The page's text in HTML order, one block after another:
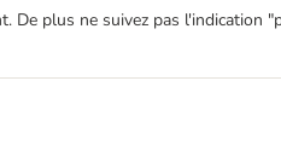
plus ne suivez pas l'indication